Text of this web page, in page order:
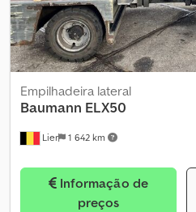
Lier 1 642 km
Empilhadeira lateral
Baumann ELX50
Informação de
preços